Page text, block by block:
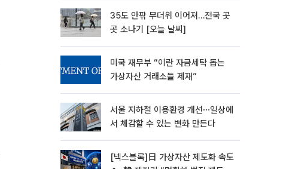
35도 안팎 무더위 이어져…전국 곳
곳 소나기 [오늘 날씨]
미국 재무부 “이란 자금세탁 돕는
가상자산 거래소들 제재”
서울 지하철 이용환경 개선⋯일상에
서 체감할 수 있는 변화 만든다
[넥스블록]日 가상자산 제도화 속도